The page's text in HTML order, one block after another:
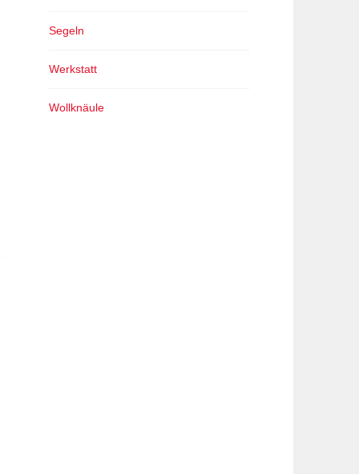
Segeln
Werkstatt
Wollknäule